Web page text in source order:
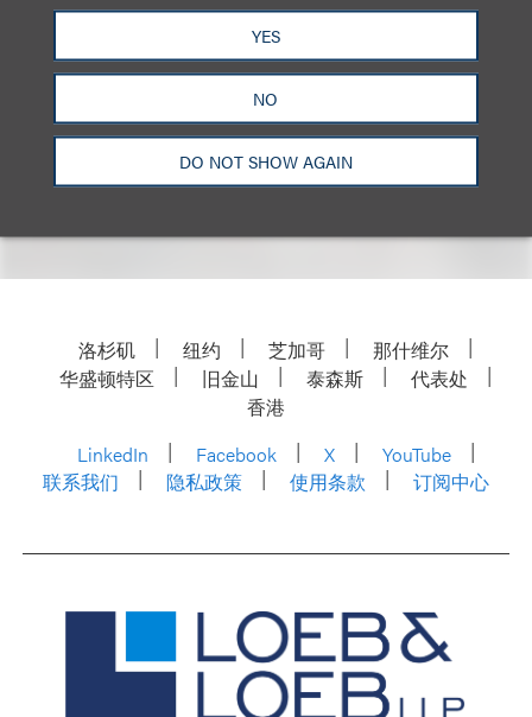
YES
NO
DO NOT SHOW AGAIN
Senior Counsel
+1.212.407.4128
洛杉矶 纽约 芝加哥
那什维尔
华盛顿特区
旧金山 泰森斯
代表处
香港
LinkedIn
Facebook X
YouTube
联系我们
隐私政策 使用条款 订阅中心